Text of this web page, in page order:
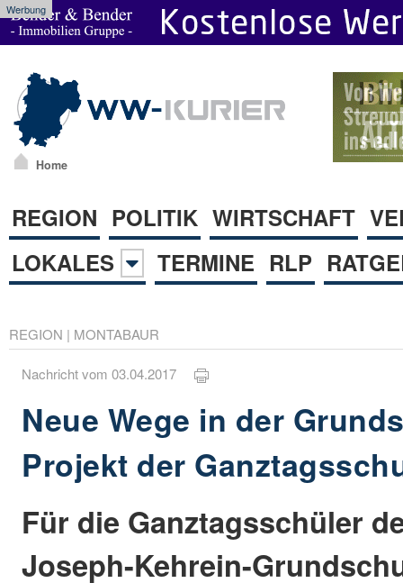
Werbung
Home
REGION POLITIK WIRTSCHAFT
LOKALES
TERMINE RLP
REGION | MONTABAUR
Nachricht vom 03.04.2017
Neue Wege in der
Projekt der
Für die Ganztagsschüler
Joseph-Kehrein-